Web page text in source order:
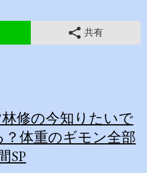
共有
修の今知りたいで
体重のギモン全部
SP